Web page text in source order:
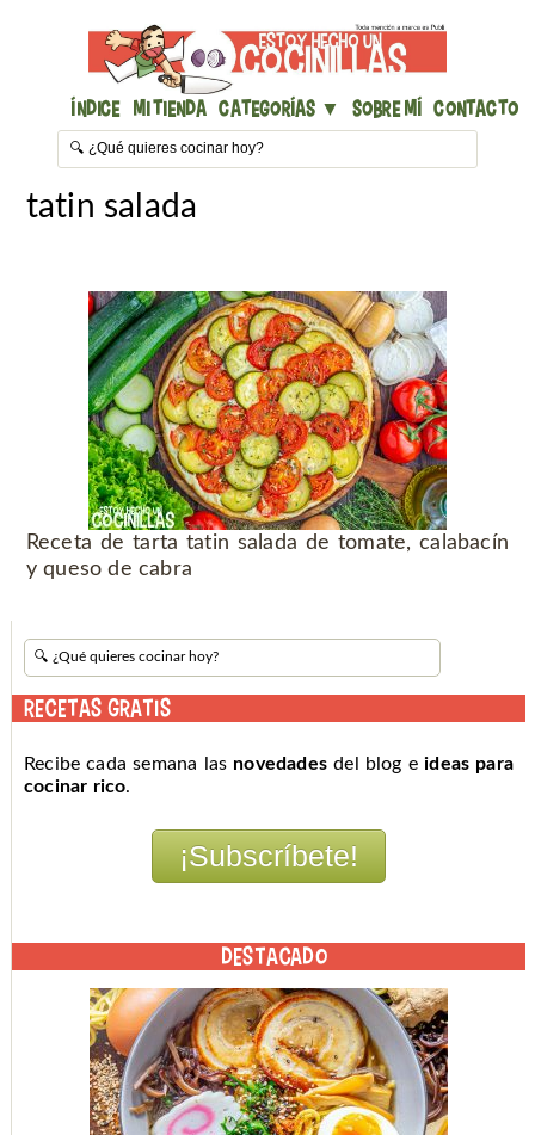
Índice Mi Tienda Categorías ▼ Sobre mí Contacto
tatin salada
Receta de tarta tatin salada de tomate, calabacín
y queso de cabra
RECETAS GRATIS
Recibe cada semana las novedades del blog eideas para
cocinar rico.
DESTACADO